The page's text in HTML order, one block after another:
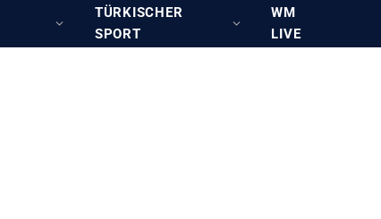
TÜRKISCHER
SPORT
WM
LIVE